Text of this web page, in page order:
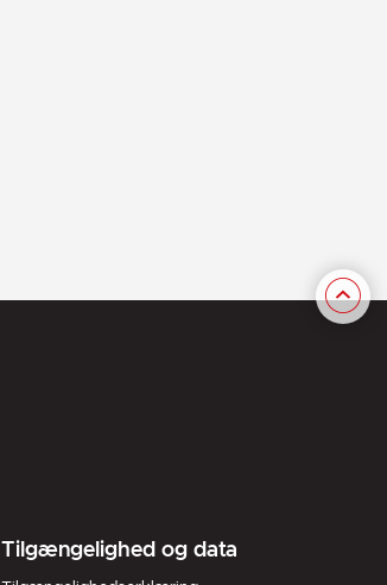
Tilgængelighed og data